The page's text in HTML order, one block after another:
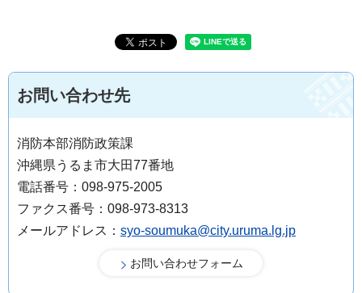
お問い合わせ先
消防本部消防政策課
沖縄県うるま市大田77番地
電話番号：098-975-2005
ファクス番号：098-973-8313
メールアドレス： syo-soumuka@city.uruma.lg.jp